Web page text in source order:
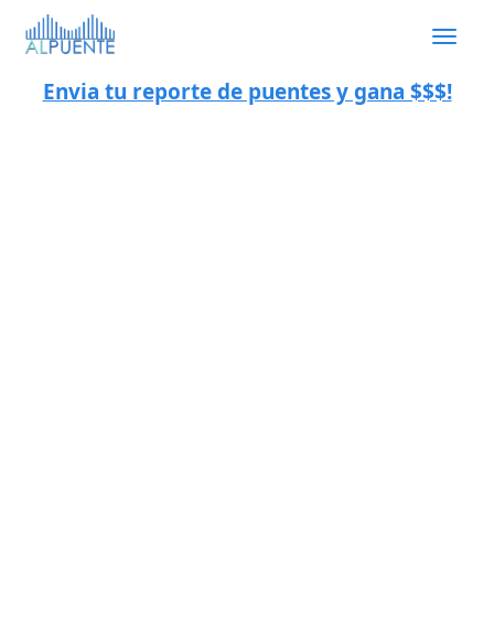
Envia tu reporte de puentes y gana $$$!